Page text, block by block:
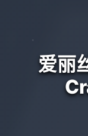
爱丽